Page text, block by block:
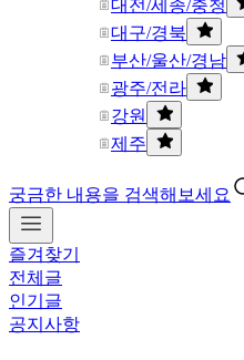
대전/세종/충청
대구/경북
부산/울산/경남
광주/전라
강원
제주
궁금한 내용을 검색해보세요
즐겨찾기
전체글
인기글
공지사항